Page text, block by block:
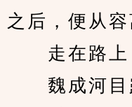
之后，便从容
走在路上
魏成河目